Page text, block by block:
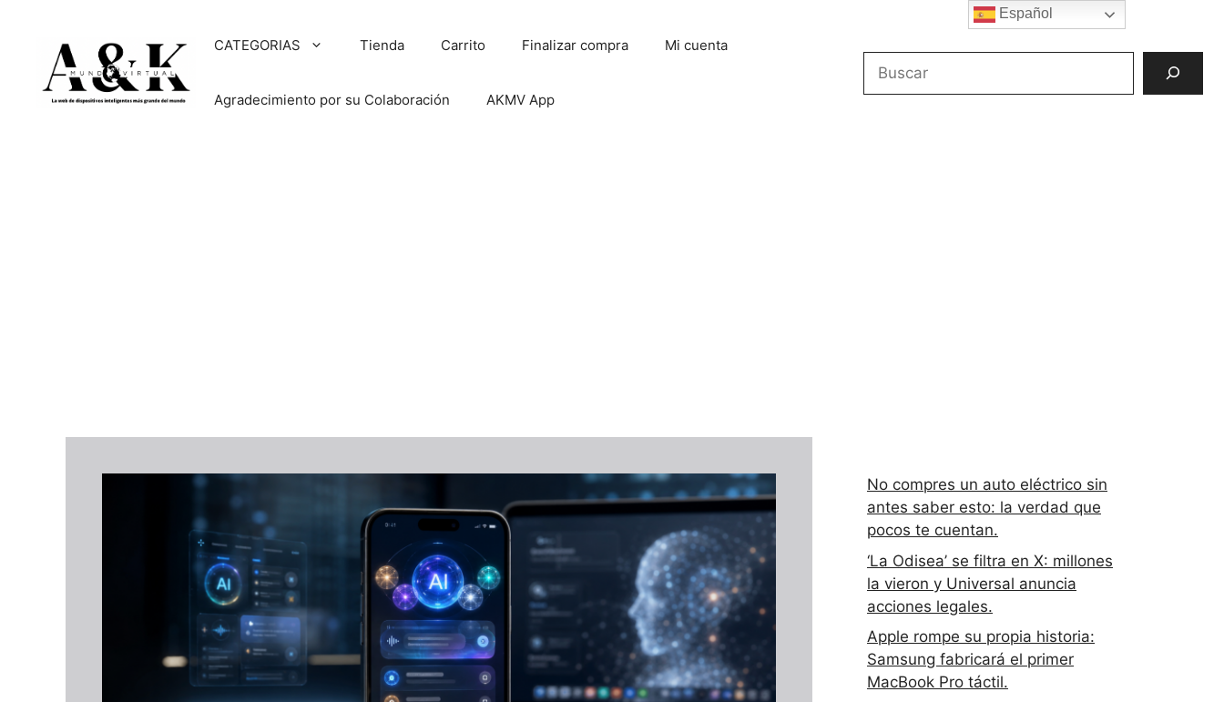
contenido
CATEGORIAS Tienda Carrito Finalizar compra Mi cuenta
Agradecimiento por su Colaboración AKMV App
No compres un auto eléctrico sin
antes saber esto: la verdad que
pocos te cuentan.
‘La Odisea’ se filtra en X: millones
la vieron y Universal anuncia
acciones legales.
Apple rompe su propia historia:
Samsung fabricará el primer
MacBook Pro táctil.
Español